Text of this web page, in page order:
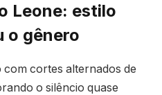
Leone: estilo
o gênero
cortes alternados de
o silêncio quase